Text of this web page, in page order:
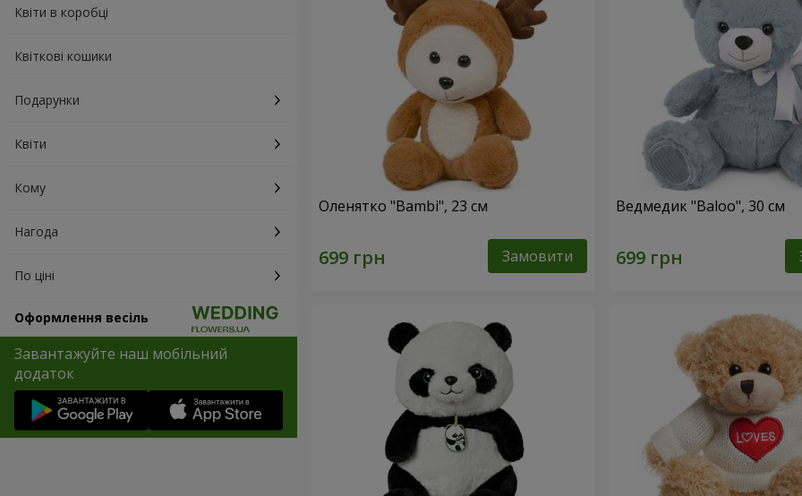
Квіти в коробці
Квіткові кошики
Подарунки
Квіти
Кому
Нагода
По ціні
Оформлення весіль
Завантажуйте наш мобільний
додаток
Оленятко "Bambi", 23 см
Замовити
Ведмедик "Baloo", 30 см